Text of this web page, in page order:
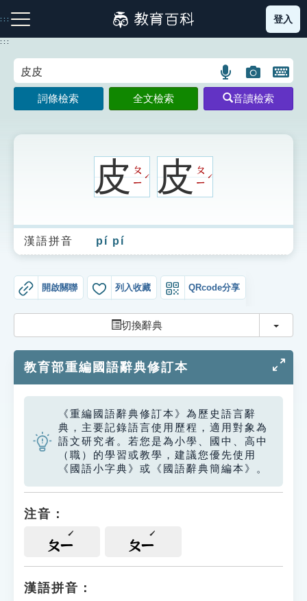
到
主
:::
注音索引圖示 筆畫索引圖示 部首索引表圖示
生字詞彙表
成語故事
索引選單
單字索引
生命大百科索引
遊戲專區
教學應用
貓頭鷹博士
登入
:::
語
言
搜
圖
片
搜
開
鍵
圖
詞條檢索 全文檢索 音讀檢索
皮ㄆ
ㄧ
ˊ 皮ㄆ
ㄧ
ˊ
漢語拼音 pí pí
開啟關聯 列入收藏 QRcode分享
切換辭典 切換
教育部重編國語辭典修訂本
《重編國語辭典修訂本》為歷史語言辭
典，主要記錄語言使用歷程，適用對象為
語文研究者。若您是為小學、國中、高中
（職）的學習或教學，建議您優先使用
《國語小字典》或《國語辭典簡編本》。
注音：
ㄆㄧ ㄆㄧ
漢語拼音：